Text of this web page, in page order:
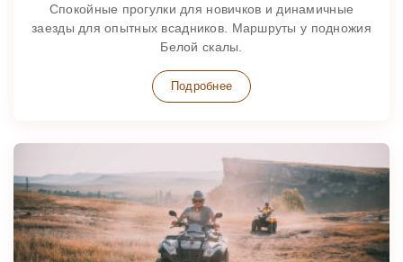
Спокойные прогулки для новичков и динамичные
заезды для опытных всадников. Маршруты у подножия
Белой скалы.
Подробнее